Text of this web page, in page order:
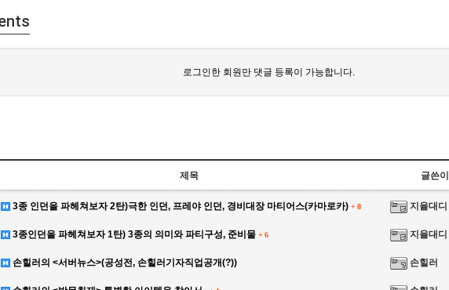
로그인한 회원만 댓글 등록이 가능합니다.
제목 글쓴이
3종 인던을 파헤쳐보자 2탄)극한 인던, 프레야 인던, 경비대장 마티어스(카마로카) + 8 지율대디
3종인던을 파헤쳐보자 1탄) 3종의 의미와 파티구성, 준비물 + 6 지율대디
손힐러의 <서버뉴스>(공성전, 손힐러기자직업공개(?)) 손힐러